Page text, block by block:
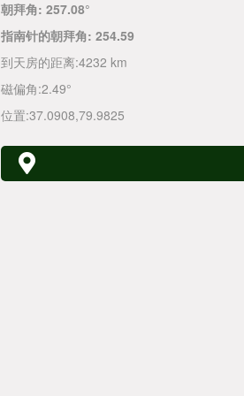
朝拜角: 257.08°
指南针的朝拜角: 254.59
到天房的距离:4232 km
磁偏角:2.49°
位置:37.0908,79.9825